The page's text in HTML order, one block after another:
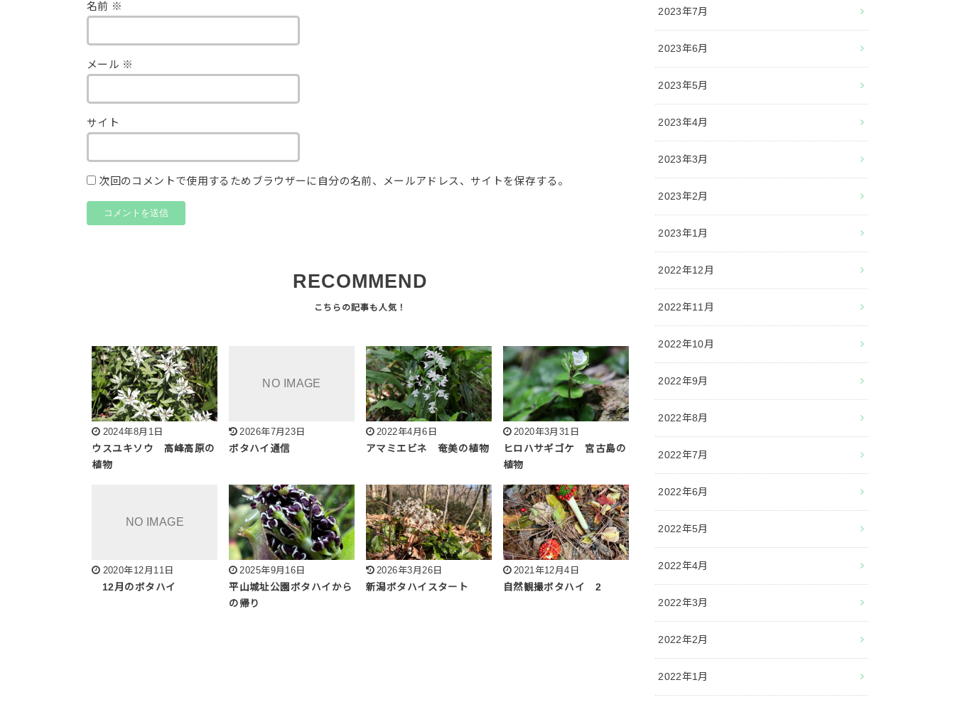
名前 ※
メール ※
サイト
次回のコメントで使用するためブラウザーに自分の名前、メールアドレス、サイトを保存する。
RECOMMEND
2024年8月1日
ウスユキソウ 高峰高原の
植物
2026年7月23日
ボタハイ通信
2022年4月6日
アマミエビネ 奄美の植物
2020年3月31日
ヒロハサギゴケ 宮古島の
植物
2020年12月11日
12月のボタハイ
2025年9月16日
平山城址公園ボタハイから
の帰り
2026年3月26日
新潟ボタハイスタート
2021年12月4日
自然観撮ボタハイ 2
2023年7月
2023年6月
2023年5月
2023年4月
2023年3月
2023年2月
2023年1月
2022年12月
2022年11月
2022年10月
2022年9月
2022年8月
2022年7月
2022年6月
2022年5月
2022年4月
2022年3月
2022年2月
2022年1月